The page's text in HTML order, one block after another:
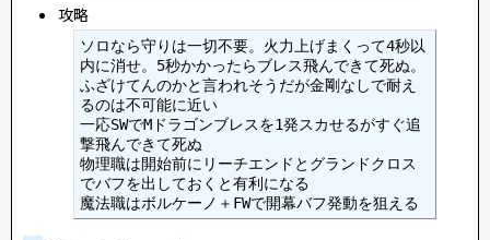
攻略
ソロなら守りは一切不要。火力上げまくって4秒以
内に消せ。5秒かかったらブレス飛んできて死ぬ。
ふざけてんのかと言われそうだが金剛なしで耐え
るのは不可能に近い
一応SWでMドラゴンブレスを1発スカせるがすぐ追
撃飛んできて死ぬ
物理職は開始前にリーチエンドとグランドクロス
でバフを出しておくと有利になる
魔法職はボルケーノ＋FWで開幕バフ発動を狙える